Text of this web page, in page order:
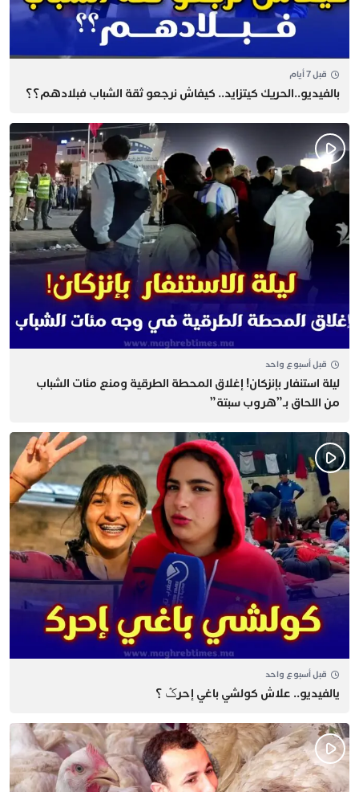
قبل 7 أيام
بالفيديو..الحريك كيتزايد.. كيفاش نرجعو ثقة الشباب فبلادهم؟؟
قبل أسبوع واحد
​ليلة استنفار بإنزكان! إغلاق المحطة الطرقية ومنع مئات الشباب
من اللحاق بـ”هروب سبتة”
قبل أسبوع واحد
يالفيديو.. علاش كولشي باغي إحرݣ ؟